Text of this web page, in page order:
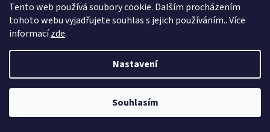
Tento web používá soubory cookie. Dalším procházením
tohoto webu vyjadřujete souhlas s jejich používáním.. Více
informacízde.
Nastavení
Souhlasím